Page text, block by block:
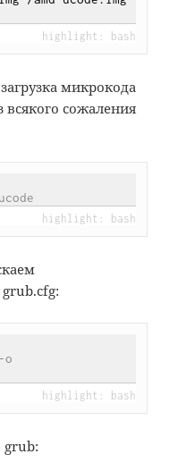
микрокода
сожаления
o
grub: